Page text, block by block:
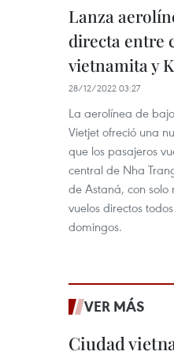
Lanza
directa entre
vietnamita y
28/12/2022 03:27
La aerolínea de
Vietjet ofreció una
que los pasajeros
central de Nha
de Astaná, con solo
vuelos directos
domingos.
VER MÁS
Ciudad